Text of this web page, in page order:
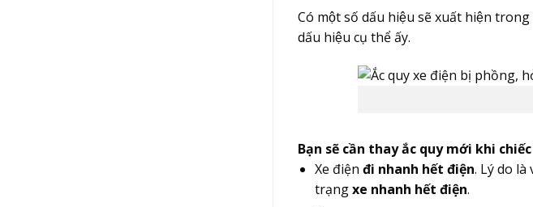
Có một số dấu hiệu sẽ xuất hiện
dấu hiệu cụ thể ấy.
Bạn sẽ cần thay ắc quy mới khi
Xe điện đi nhanh hết điện. Lý do
trạngxe nhanh hết điện.